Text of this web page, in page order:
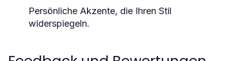
Persönliche Akzente, die Ihren Stil
widerspiegeln.